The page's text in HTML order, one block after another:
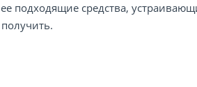
подходящие средства,